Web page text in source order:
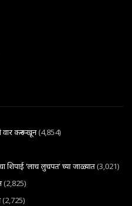
वार करून खून(4,854)
शिपाई ‘लाच लुचपत’ च्या जाळ्यात(3,021)
(2,825)
(2,725)